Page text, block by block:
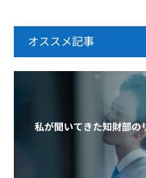
オススメ記事
私が聞いてきた知財部の